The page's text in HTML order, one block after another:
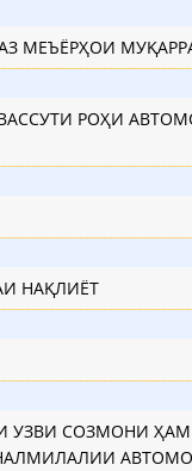
МЕЪЁРҲОИ
РОҲИ
НАҚЛИЁТ
СОЗМОНИ